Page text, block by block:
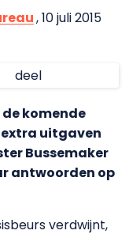
, 10 juli 2015
deel
komende
uitgaven
Bussemaker
antwoorden op
verdwijnt,